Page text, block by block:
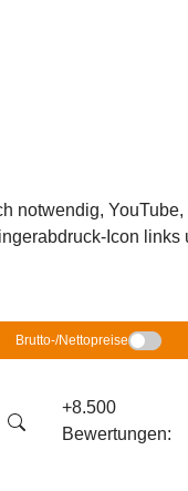
notwendig,
Icon
Brutto-/Nettopreise
+8.500
Bewertungen: